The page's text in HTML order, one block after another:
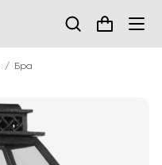
Бра